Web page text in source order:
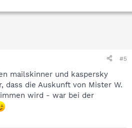
#5
mailskinner und kaspersky
dass die Auskunft von Mister W.
wird - war bei der